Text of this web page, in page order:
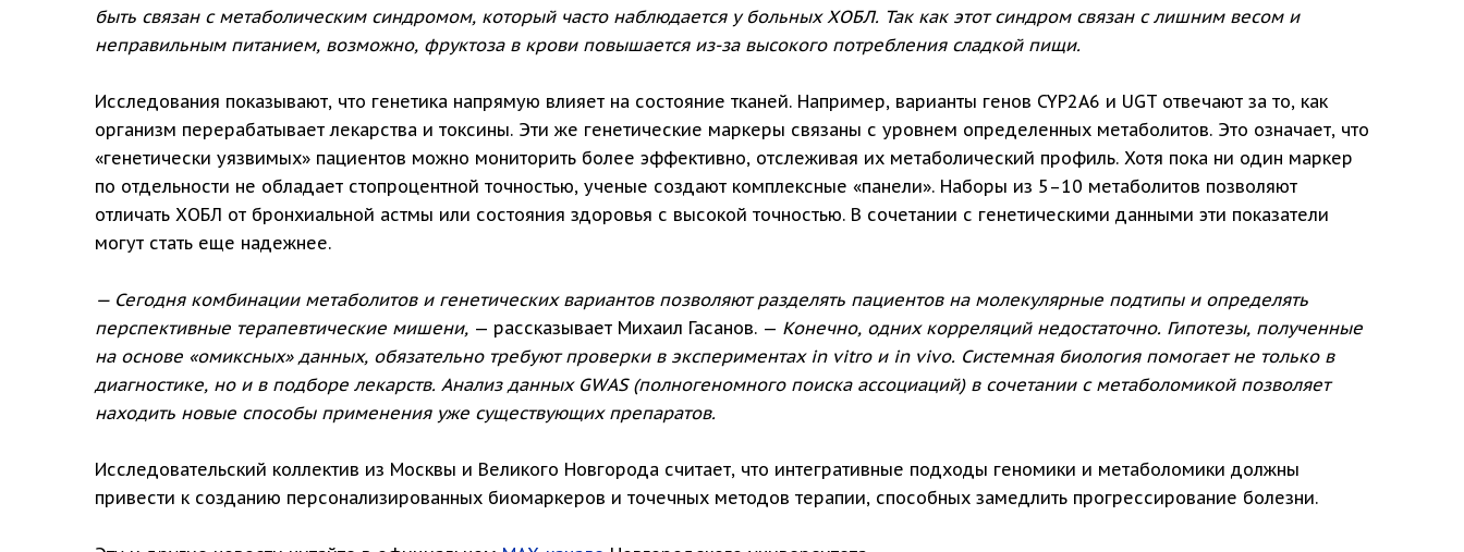
быть связан с метаболическим синдромом, который часто наблюдается у больных ХОБЛ. Так как этот синдром связан с лишним весом и
неправильным питанием, возможно, фруктоза в крови повышается из-за высокого потребления сладкой пищи.
Исследования показывают, что генетика напрямую влияет на состояние тканей. Например, варианты генов CYP2A6 и UGT отвечают за то, как
организм перерабатывает лекарства и токсины. Эти же генетические маркеры связаны с уровнем определенных метаболитов. Это означает, что
«генетически уязвимых» пациентов можно мониторить более эффективно, отслеживая их метаболический профиль. Хотя пока ни один маркер
по отдельности не обладает стопроцентной точностью, ученые создают комплексные «панели». Наборы из 5–10 метаболитов позволяют
отличать ХОБЛ от бронхиальной астмы или состояния здоровья с высокой точностью. В сочетании с генетическими данными эти показатели
могут стать еще надежнее.
— Сегодня комбинации метаболитов и генетических вариантов позволяют разделять пациентов на молекулярные подтипы и определять
перспективные терапевтические мишени, — рассказывает Михаил Гасанов. — Конечно, одних корреляций недостаточно. Гипотезы, полученные
на основе «омиксных» данных, обязательно требуют проверки в экспериментах in vitro и in vivo. Системная биология помогает не только в
диагностике, но и в подборе лекарств. Анализ данных GWAS (полногеномного поиска ассоциаций) в сочетании с метаболомикой позволяет
находить новые способы применения уже существующих препаратов.
Исследовательский коллектив из Москвы и Великого Новгорода считает, что интегративные подходы геномики и метаболомики должны
привести к созданию персонализированных биомаркеров и точечных методов терапии, способных замедлить прогрессирование болезни.